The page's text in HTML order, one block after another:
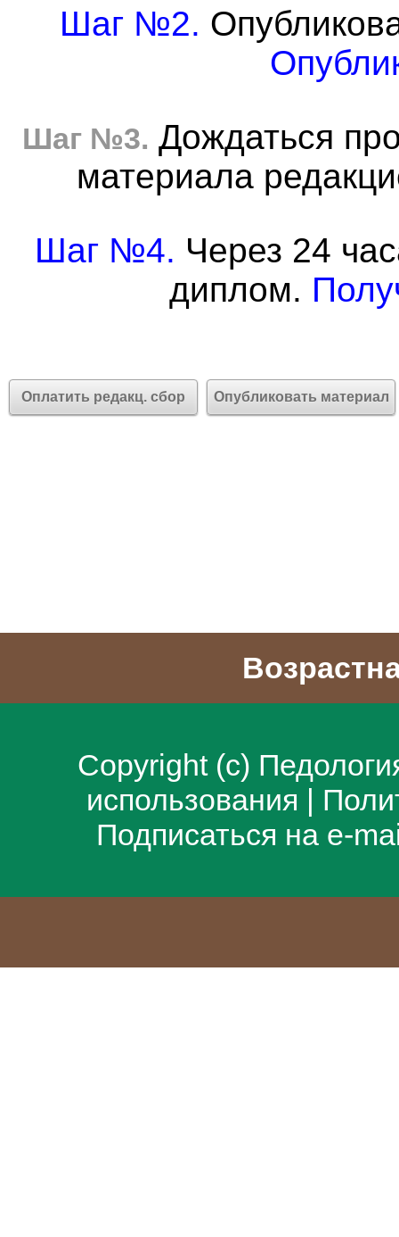
Шаг №2.
Шаг №3. Дождаться
материала
Шаг №4. Через 24
диплом.
Оплатить редакц. сбор Опубликовать материал
Copyright (c)
использования |
Подписаться на e-